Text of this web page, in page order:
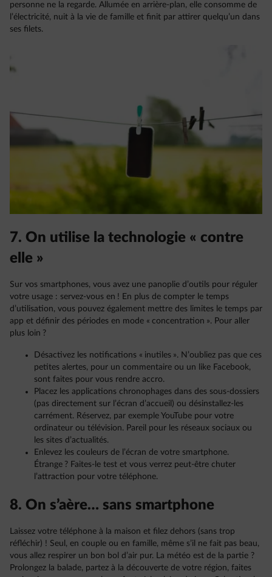
personne ne la regarde. Allumée en arrière-plan, elle consomme de
l’électricité, nuit à la vie de famille et finit par attirer quelqu’un dans
ses filets.
7. On utilise la technologie « contre
elle »
Sur vos smartphones, vous avez une panoplie d’outils pour réguler
votre usage : servez-vous en ! En plus de compter le temps
d’utilisation, vous pouvez également mettre des limites le temps par
app et définir des périodes en mode « concentration ». Pour aller
plus loin ?
Désactivez les notifications « inutiles ». N’oubliez pas que ces
petites alertes, pour un commentaire ou un like Facebook,
sont faites pour vous rendre accro.
Placez les applications chronophages dans des sous-dossiers
(pas directement sur l’écran d’accueil) ou désinstallez-les
carrément. Réservez, par exemple YouTube pour votre
ordinateur ou télévision. Pareil pour les réseaux sociaux ou
les sites d’actualités.
Enlevez les couleurs de l’écran de votre smartphone.
Étrange ? Faites-le test et vous verrez peut-être chuter
l’attraction pour votre téléphone.
8. On s’aère… sans smartphone
Laissez votre téléphone à la maison et filez dehors (sans trop
réfléchir) ! Seul, en couple ou en famille, même s’il ne fait pas beau,
vous allez respirer un bon bol d’air pur. La météo est de la partie ?
Prolongez la balade, partez à la découverte de votre région, faites